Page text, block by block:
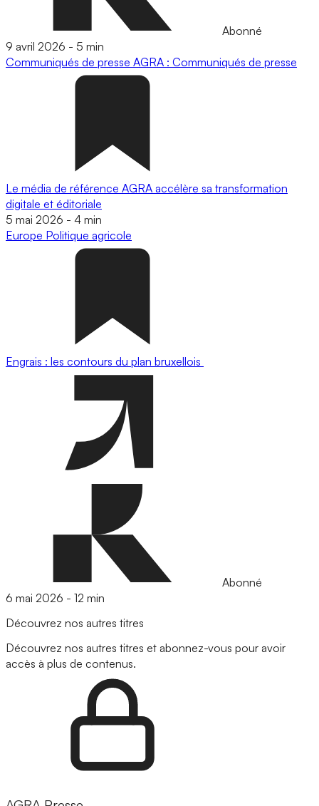
Abonné
9 avril 2026 - 5 min
Communiqués de presse AGRA : Communiqués de presse
Le média de référence AGRA accélère sa transformation
digitale et éditoriale
5 mai 2026 - 4 min
Europe Politique agricole
Engrais : les contours du plan bruxellois
Abonné
6 mai 2026 - 12 min
Découvrez nos autres titres
Découvrez nos autres titres et abonnez-vous pour avoir
accès à plus de contenus.